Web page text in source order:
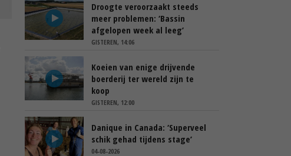
Droogte veroorzaakt steeds
meer problemen: ‘Bassin
afgelopen week al leeg’
GISTEREN, 14:06
Koeien van enige drijvende
boerderij ter wereld zijn te
koop
GISTEREN, 12:00
Danique in Canada: ‘Superveel
schik gehad tijdens stage’
04-08-2026